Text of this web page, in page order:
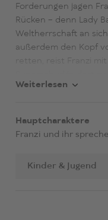
Forderungen jagen
Rücken – denn Lady
Weltherrschaft an
außerdem den Kopf
retten, reist Franzi
sich Verstärkung
Weiterlesen
Hauptcharaktere
Franzi und ihr
Kinder & Jugend